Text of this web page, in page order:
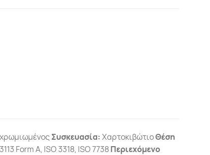
Συσκευασία: ΧαρτοκιβώτιοΘέση
Form A, ISO 3318, ISO 7738Περιεχόμενο